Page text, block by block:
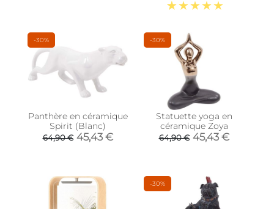
-30%
Panthère en céramique
Spirit (Blanc)
64,90 € 45,43 €
-30%
Statuette yoga en
céramique Zoya
64,90 € 45,43 €
-30%